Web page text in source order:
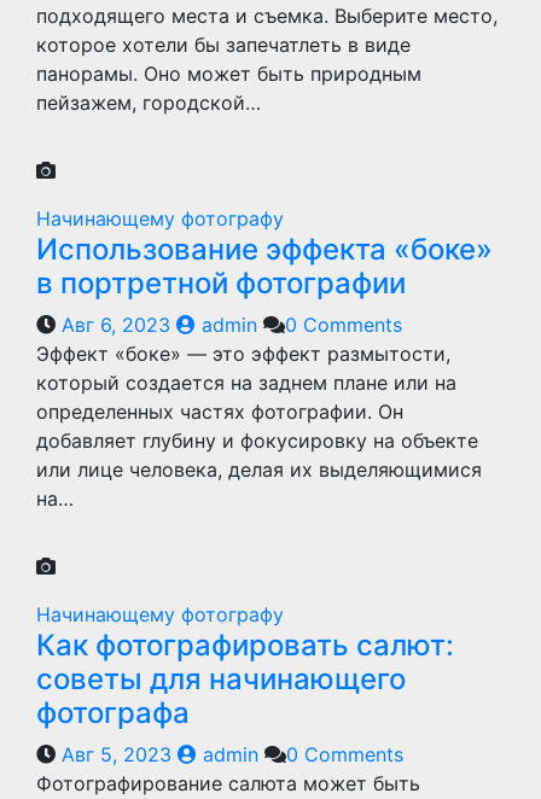
подходящего места и съемка. Выберите место,
которое хотели бы запечатлеть в виде
панорамы. Оно может быть природным
пейзажем, городской…
Начинающему фотографу
Использование эффекта «боке»
в портретной фотографии
Авг 6, 2023 admin
0 Comments
Эффект «боке» — это эффект размытости,
который создается на заднем плане или на
определенных частях фотографии. Он
добавляет глубину и фокусировку на объекте
или лице человека, делая их выделяющимися
на…
Начинающему фотографу
Как фотографировать салют:
советы для начинающего
фотографа
Авг 5, 2023 admin
0 Comments
Фотографирование салюта может быть